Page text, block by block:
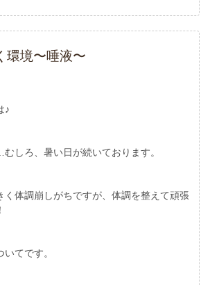
環境〜唾液〜
♪
しろ、暑い日が続いております。
く体調崩しがちですが、体調を整えて頑張
てです。